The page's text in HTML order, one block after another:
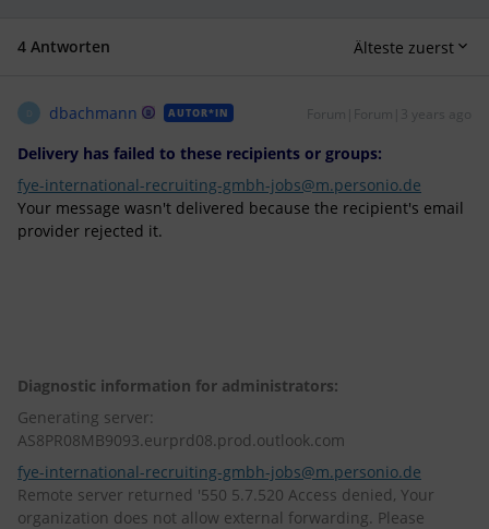
4 Antworten Älteste zuerst
dbachmann AUTOR*IN Forum|Forum|3 years ago
Delivery has failed to these recipients or groups:
fye-international-recruiting-gmbh-jobs@m.personio.de
Your message wasn't delivered because the recipient's email
provider rejected it.
Diagnostic information for administrators:
Generating server:
AS8PR08MB9093.eurprd08.prod.outlook.com
fye-international-recruiting-gmbh-jobs@m.personio.de
Remote server returned '550 5.7.520 Access denied, Your
organization does not allow external forwarding. Please